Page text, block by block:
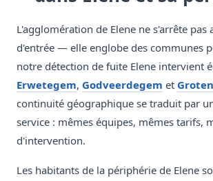
L'agglomération de Elene ne s'arrête pas
d'entrée — elle englobe des communes
notre détection de fuite Elene intervient
Erwetegem, Godveerdegem et
continuité géographique se traduit par
service : mêmes équipes, mêmes tarifs,
d'intervention.
Les habitants de la périphérie de Elene